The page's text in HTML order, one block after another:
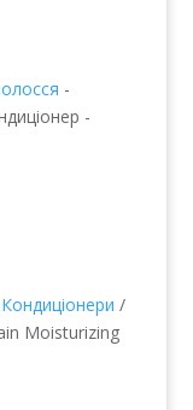
-
-
Кондиціонери /
Moisturizing